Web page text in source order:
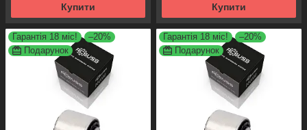
Купити Купити
Гарантія 18 міс!
–20%
Подарунок
Гарантія 18 міс!
–20%
Подарунок